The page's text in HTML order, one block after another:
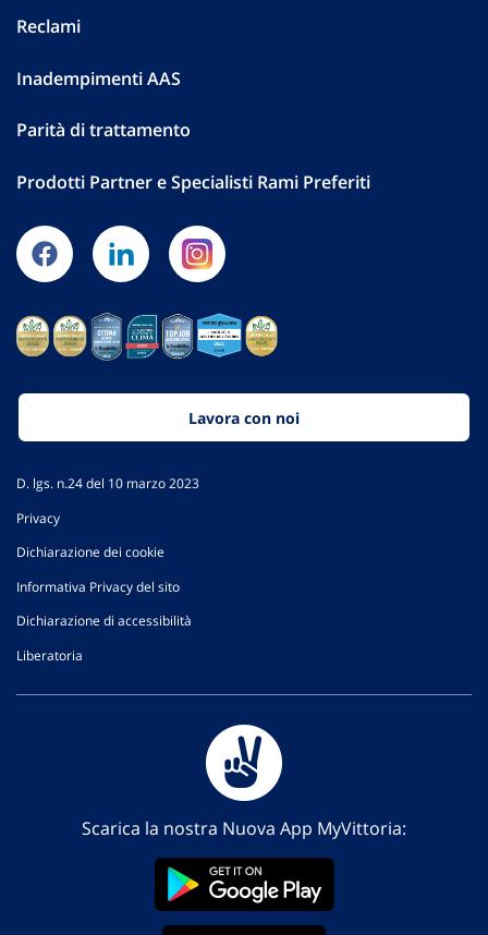
Reclami
Inadempimenti AAS
Parità di trattamento
Prodotti Partner e Specialisti Rami Preferiti
Lavora con noi
D. lgs. n.24 del 10 marzo 2023
Privacy
Dichiarazione dei cookie
Informativa Privacy del sito
Dichiarazione di accessibilità
Liberatoria
Scarica la nostra Nuova App MyVittoria: